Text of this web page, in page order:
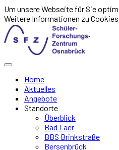
Um unsere Webseite für Sie
Weitere Informationen zu
Home
Aktuelles
Angebote
Standorte
Überblick
Bad Laer
BBS Brinkstraße
Bersenbrück